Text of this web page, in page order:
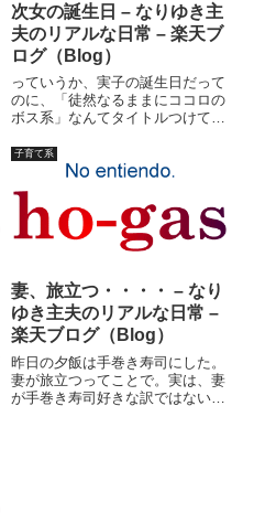
次女の誕生日 – なりゆき主
夫のリアルな日常 – 楽天ブ
ログ（Blog）
っていうか、実子の誕生日だって
のに、「徒然なるままにココロの
ボス系」なんてタイトルつけてる
かく書いたので内容は変わってま
せん。すまねえ?！！あ、後に書
いた、お茶犬ハウス、買って来ま
した。あ?もう、飯の支度しな
く...
子育て系
妻、旅立つ・・・・ – なり
ゆき主夫のリアルな日常 –
楽天ブログ（Blog）
昨日の夕飯は手巻き寿司にした。
妻が旅立つってことで。実は、妻
が手巻き寿司好きな訳ではない。